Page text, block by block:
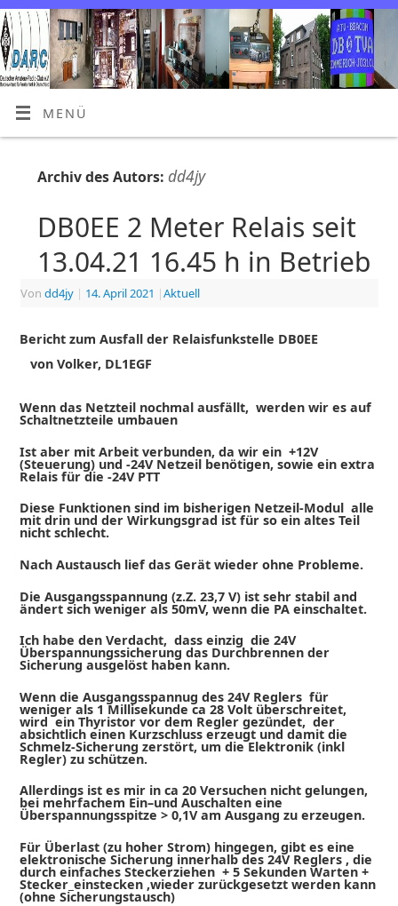
MENÜ
Archiv des Autors: dd4jy
DB0EE 2 Meter Relais seit
13.04.21 16.45 h in Betrieb
Von dd4jy | 14. April 2021 |Aktuell
Bericht zum Ausfall der Relaisfunkstelle DB0EE
von Volker, DL1EGF
Wenn das Netzteil nochmal ausfällt, werden wir es auf
Schaltnetzteile umbauen
Ist aber mit Arbeit verbunden, da wir ein +12V
(Steuerung) und -24V Netzeil benötigen, sowie ein extra
Relais für die -24V PTT
Diese Funktionen sind im bisherigen Netzeil-Modul alle
mit drin und der Wirkungsgrad ist für so ein altes Teil
nicht schlecht.
Nach Austausch lief das Gerät wieder ohne Probleme.
Die Ausgangsspannung (z.Z. 23,7 V) ist sehr stabil and
ändert sich weniger als 50mV, wenn die PA einschaltet.
Ich habe den Verdacht, dass einzig die 24V
Überspannungssicherung das Durchbrennen der
Sicherung ausgelöst haben kann.
Wenn die Ausgangsspannug des 24V Reglers für
weniger als 1 Millisekunde ca 28 Volt überschreitet,
wird ein Thyristor vor dem Regler gezündet, der
absichtlich einen Kurzschluss erzeugt und damit die
Schmelz-Sicherung zerstört, um die Elektronik (inkl
Regler) zu schützen.
Allerdings ist es mir in ca 20 Versuchen nicht gelungen,
bei mehrfachem Ein–und Auschalten eine
Überspannungsspitze > 0,1V am Ausgang zu erzeugen.
Für Überlast (zu hoher Strom) hingegen, gibt es eine
elektronische Sicherung innerhalb des 24V Reglers , die
durch einfaches Steckerziehen + 5 Sekunden Warten +
Stecker_einstecken ,wieder zurückgesetzt werden kann
(ohne Sicherungstausch)